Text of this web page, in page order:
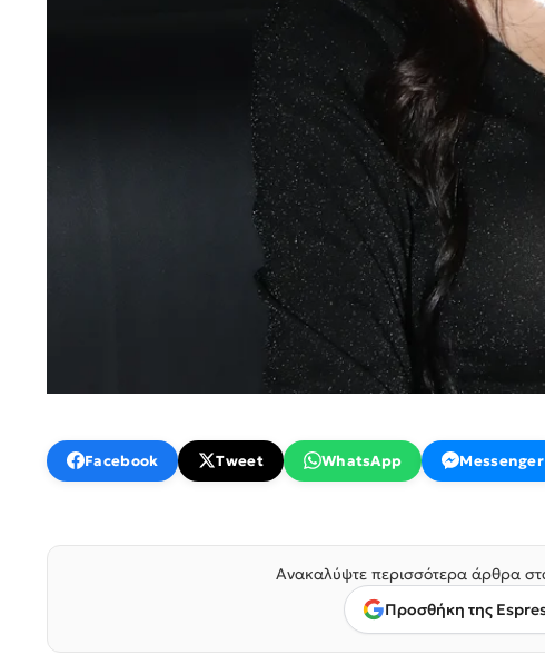
Facebook Tweet WhatsApp Messenger
Ανακαλύψτε περισσότερα άρθρα
Προσθήκη της